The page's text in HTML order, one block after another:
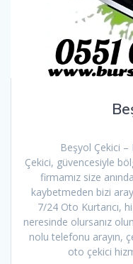
Beşyol Çekici –
Çekici, güvencesiyle
firmamız size
kaybetmeden bizi
7/24 Oto Kurtarıcı,
neresinde olursanız
nolu telefonu arayın,
oto çekici